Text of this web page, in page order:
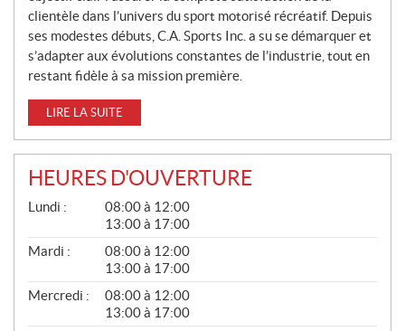
clientèle dans l’univers du sport motorisé récréatif. Depuis
ses modestes débuts, C.A. Sports Inc. a su se démarquer et
s’adapter aux évolutions constantes de l’industrie, tout en
restant fidèle à sa mission première.
LIRE LA SUITE
HEURES D'OUVERTURE
G
N
É
L
Lundi :
08:00 à 12:00
13:00 à 17:00
Mardi :
08:00 à 12:00
13:00 à 17:00
Mercredi :
08:00 à 12:00
13:00 à 17:00